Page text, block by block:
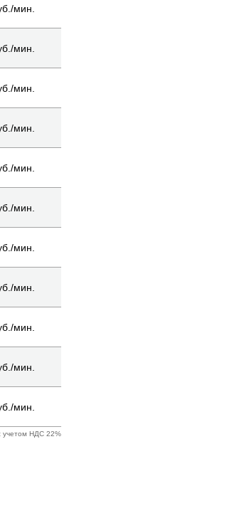
мин.
мин.
мин.
мин.
мин.
мин.
мин.
мин.
мин.
мин.
мин.
учетом НДС 22%